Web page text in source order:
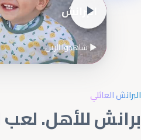
البرانش
▶ شاهدوا الريل
البرانش العائلي
برانش للأهل. لعب
Essential Cookies
(Google Analytics)